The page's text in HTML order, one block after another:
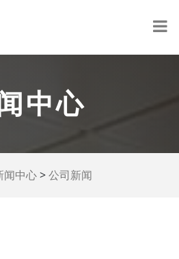
中心
闻中心 > 公司新闻